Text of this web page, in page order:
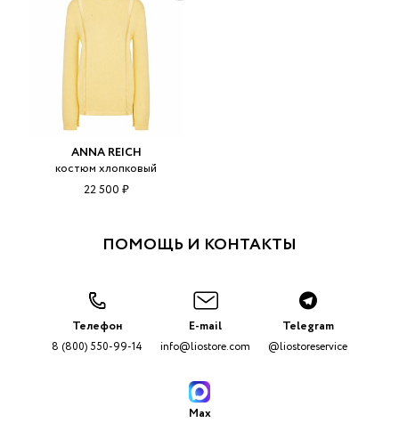
ANNA REICH
костюм хлопковый
22 500 ₽
ПОМОЩЬ И КОНТАКТЫ
Телефон
8 (800) 550-99-14
E-mail
info@liostore.com
Telegram
@liostoreservice
Max